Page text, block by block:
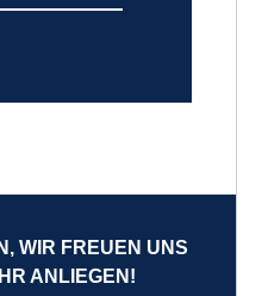
WIR FREUEN UNS
ANLIEGEN!